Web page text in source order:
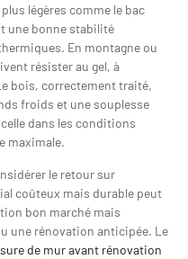
légères comme le bac
une bonne stabilité
En montagne ou
résister au gel, à
bois, correctement traité,
froids et une souplesse
dans les conditions
maximale.
le retour sur
coûteux mais durable peut
bon marché mais
une rénovation anticipée. Le
de mur avant rénovation